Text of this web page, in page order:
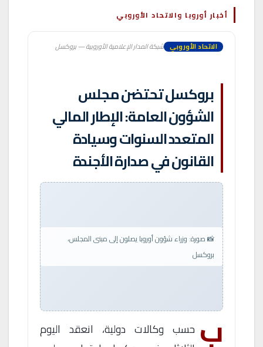
أخبار أوروبا والاتحاد الأوروبي
الاتحاد الأوروبي شبكة المدار الإعلامية الأوروبية — بروكسل
بروكسل تحتضن مجلس
الشؤون العامة: الإطار المالي
المتعدد السنوات وسيادة
القانون في صدارة الأجندة
📸 صورة: وزراء شؤون أوروبا يصلون إلى مبنى المجلس،
بروكسل
ب حسب وكالات دولية، انعقد اليوم